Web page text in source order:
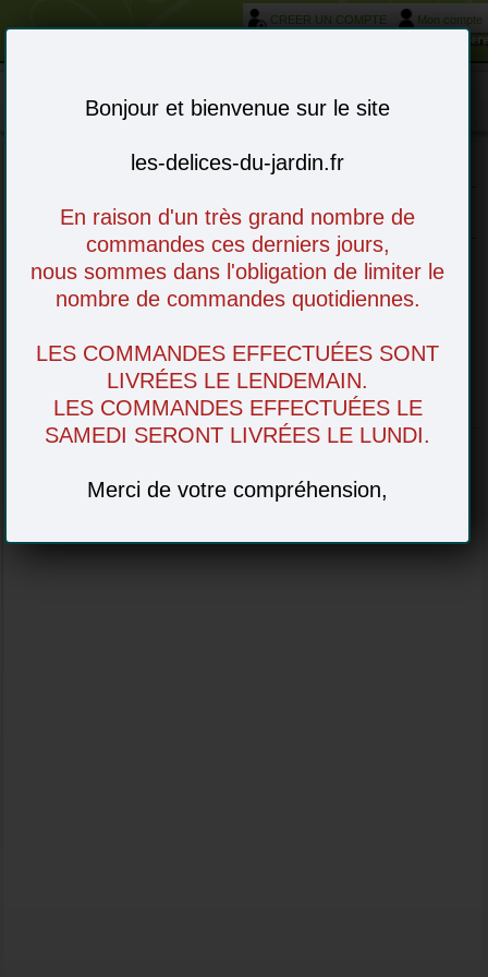
Bonjour et bienvenue sur le site
les-delices-du-jardin.fr
En raison d'un très grand nombre de
commandes ces derniers jours,
nous sommes dans l'obligation de limiter le
nombre de commandes quotidiennes.
LES COMMANDES EFFECTUÉES SONT
LIVRÉES LE LENDEMAIN.
LES COMMANDES EFFECTUÉES LE
SAMEDI SERONT LIVRÉES LE LUNDI.
Merci de votre compréhension,
CREER UN COMPTE
Mon compte
Votre service livraison et réservation autour de
retirer en magasin ou livré chez vous
Notre producteur
Fromagerie le Ventoux - Vedène,
Vaucluse (France)